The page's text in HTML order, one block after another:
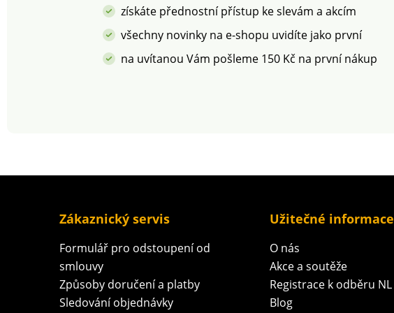
získáte přednostní přístup ke slevám a akcím
všechny novinky na e-shopu uvidíte jako první
na uvítanou Vám pošleme 150 Kč na první nákup
Zákaznický servis
Formulář pro odstoupení od
smlouvy
Způsoby doručení a platby
Sledování objednávky
Užitečné informace
O nás
Akce a soutěže
Registrace k odběru NL
Blog